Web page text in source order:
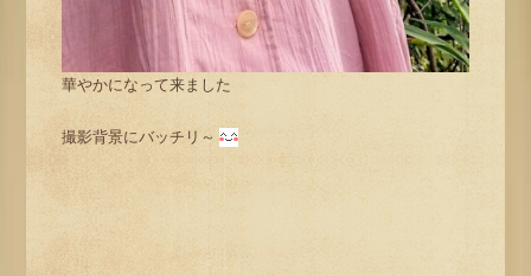
華やかになって来ました
撮影背景にバッチリ～